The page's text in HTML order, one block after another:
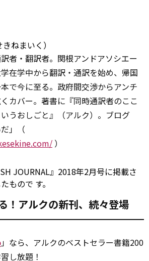
ねまいく）
者・翻訳者。関根アンドアソシエー
在学中から翻訳・通訳を始め、帰国
で今に至る。政府間交渉からアンチ
カバー。著書に『同時通訳者のここ
うおしごと』（アルク）。ブログ
」（
）
JOURNAL』2018年2月号に掲載さ
もので す。
！アルクの新刊、続々登場
」なら、アルクのベストセラー書籍200
し放題！